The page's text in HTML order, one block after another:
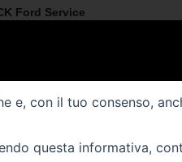
Ford Service
tagliando completo, puoi
e, con il tuo consenso,
questa informativa,